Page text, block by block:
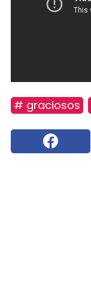
# graciosos